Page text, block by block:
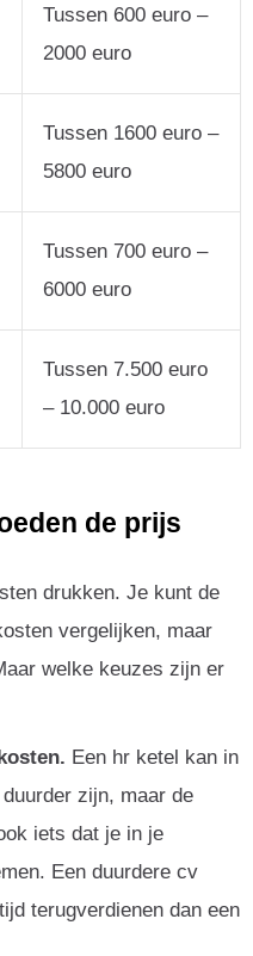
Tussen 600 euro –
2000 euro
Tussen 1600 euro –
5800 euro
Tussen 700 euro –
6000 euro
Tussen 7.500 euro
– 10.000 euro
de prijs
drukken. Je kunt de
vergelijken, maar
welke keuzes zijn er
Een hr ketel kan in
zijn, maar de
iets dat je in je
Een duurdere cv
terugverdienen dan een